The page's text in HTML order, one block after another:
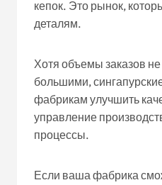
кепок. Это рынок,
деталям.
Хотя объемы заказов
большими,
фабрикам улучшить
управление
процессы.
Если ваша фабрика